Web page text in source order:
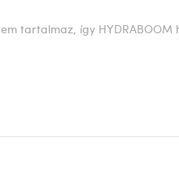
tartalmaz, így HYDRABOOM